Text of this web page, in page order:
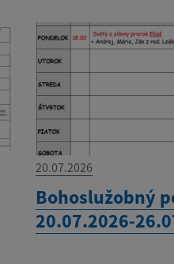
20.07.2026
Bohoslužobný
20.07.2026-